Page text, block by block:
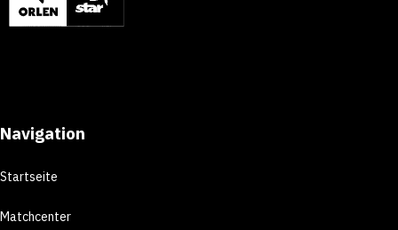
Navigation
Startseite
Matchcenter